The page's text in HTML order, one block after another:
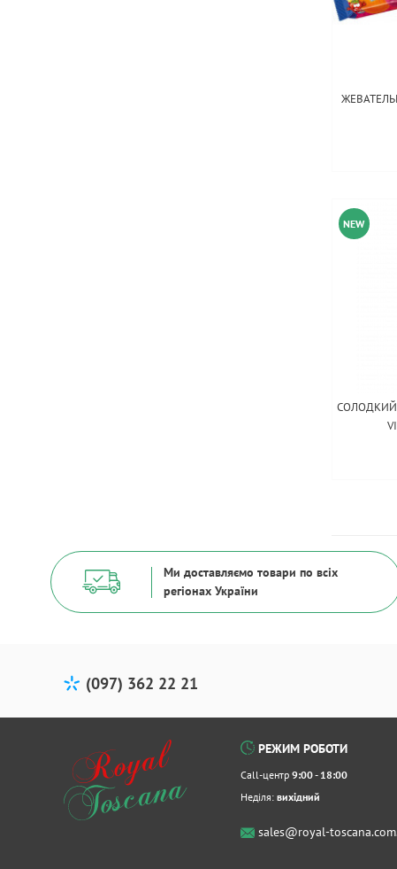
NEW
СОЛОДКИЙ
Ми доставляємо товари по всіх
регіонах України
(097) 362 22 21
РЕЖИМ РОБОТИ
Call-центр 9:00 - 18:00
Неділя: вихідний
sales@royal-